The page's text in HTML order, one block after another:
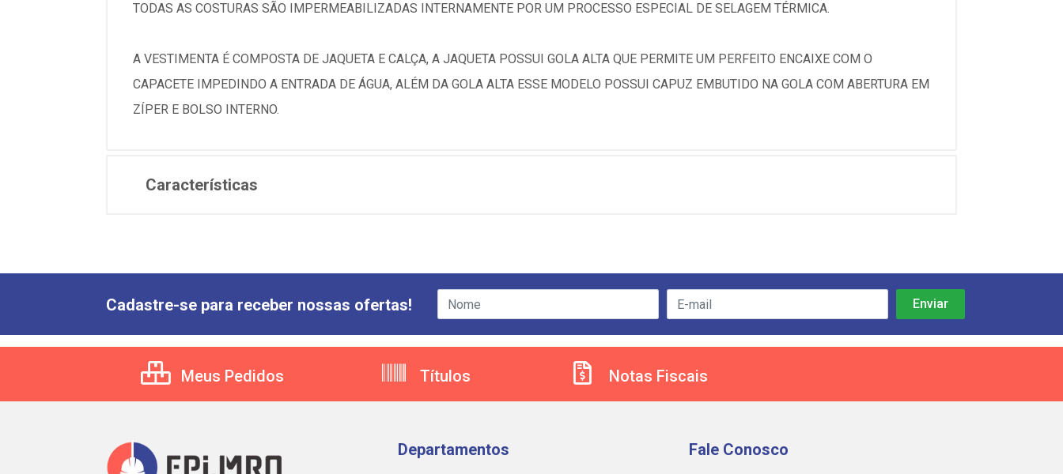
TODAS AS COSTURAS SÃO IMPERMEABILIZADAS INTERNAMENTE POR UM PROCESSO ESPECIAL DE SELAGEM TÉRMICA.
A VESTIMENTA É COMPOSTA DE JAQUETA E CALÇA, A JAQUETA POSSUI GOLA ALTA QUE PERMITE UM PERFEITO ENCAIXE COM O
CAPACETE IMPEDINDO A ENTRADA DE ÁGUA, ALÉM DA GOLA ALTA ESSE MODELO POSSUI CAPUZ EMBUTIDO NA GOLA COM ABERTURA EM
ZÍPER E BOLSO INTERNO.
Características
Cadastre-se para receber nossas ofertas!
Meus Pedidos Títulos Notas Fiscais
Departamentos Fale Conosco